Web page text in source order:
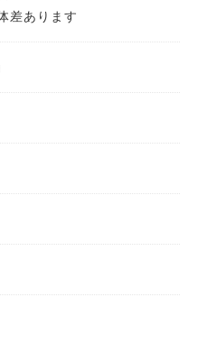
差あります